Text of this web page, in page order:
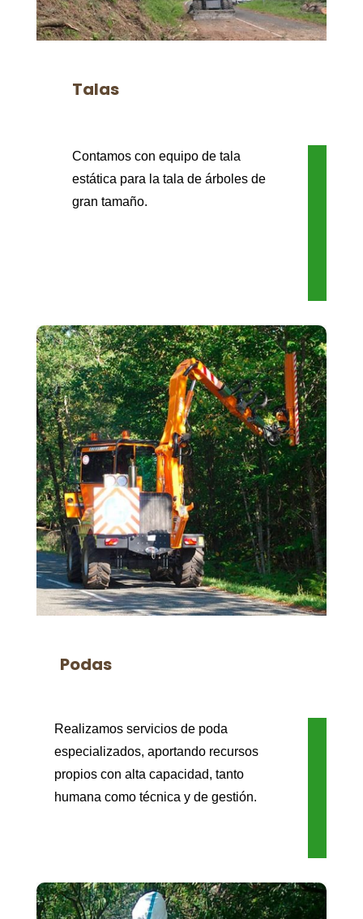
Talas
Contamos con equipo de tala
estática para la tala de árboles de
gran tamaño.
Podas
Realizamos servicios de poda
especializados, aportando recursos
propios con alta capacidad, tanto
humana como técnica y de gestión.